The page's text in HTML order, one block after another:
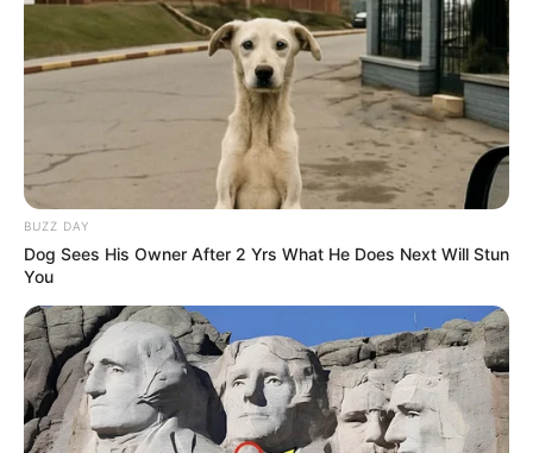
Neuerburg Eifel
Auch wenn die Stadt eigentlich nur ein
kleiner Marktflecken ist, können in der
mittelalterlich geprägten, von Berghängen
umgebenen Kleinstadt gleich mehrere
Sehenswürdigkeiten in Augenschein genommen werden.
Hierzu gehören die gut erhaltene Burganlage, Reste der
Stadtbefestigung und ein Wasserfall.
Wasserfälle und Römerpfad Butzerbachtal
Entlang des Butzerbachs führt auf dem
Römerpfad eine besonders reizvolle
Wanderstrecke durch die Eifel. Sieben
kleineWasserfälle gibt es hier. In Richtung Trier folgen
außerdem noch einige interessante Höhlen.
BUZZ DAY
Dog Sees His Owner After 2 Yrs What He Does Next Will Stun
You